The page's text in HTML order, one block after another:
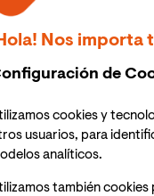
a las 18:00h
y Salud Pública
“Amenazas de
se impartirá a través
un enlace para
Nos importa
de
cookies y
usuarios, para
analíticos.
también